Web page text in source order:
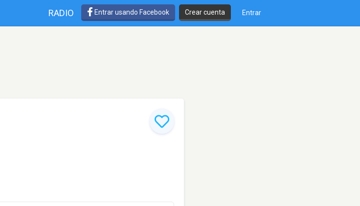
RADIO Entrar usando Facebook Crear cuenta Entrar